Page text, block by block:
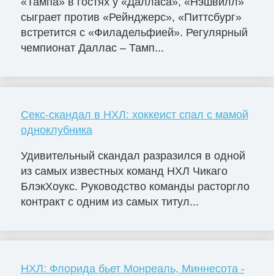
сыграет против «Рейнджерс», «Питтсбург»
встретится с «Филадельфией». Регулярный
чемпионат Даллас – Тамп...
Секс-скандал в НХЛ: хоккеист спал с мамой
одноклубника
Удивительный скандал разразился в одной
из самых известных команд НХЛ Чикаго
БлэкХоукс. Руководство команды расторгло
контракт с одним из самых титул...
НХЛ: Флорида бьет Монреаль, Миннесота -